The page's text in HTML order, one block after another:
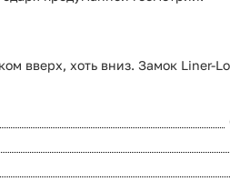
вверх, хоть вниз. Замок Liner-